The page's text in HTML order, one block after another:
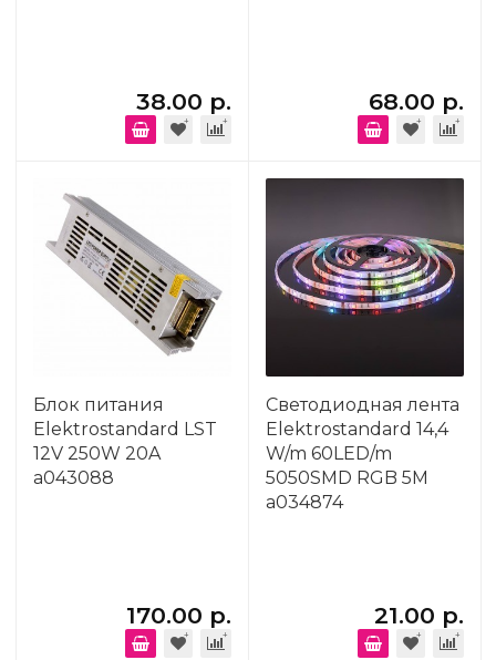
38.00 р. 68.00 р.
Блок питания
Elektrostandard LST
12V 250W 20A
a043088
170.00 р.
Светодиодная лента
Elektrostandard 14,4
W/m 60LED/m
5050SMD RGB 5M
a034874
21.00 р.